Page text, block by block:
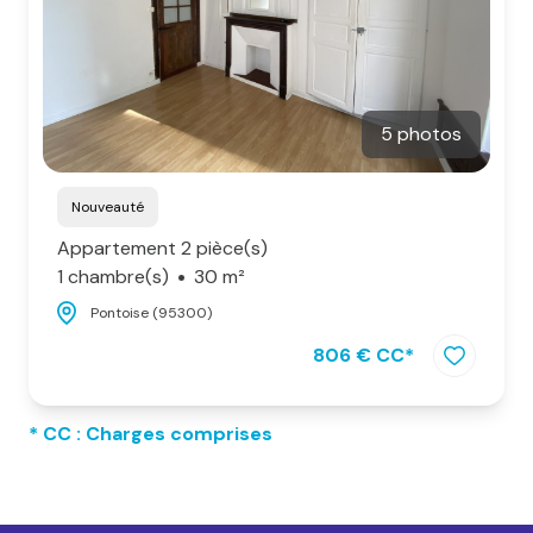
5 photos
Nouveauté
Appartement 2 pièce(s)
1 chambre(s)
30 m²
Pontoise (95300)
806 € CC*
* CC : Charges comprises